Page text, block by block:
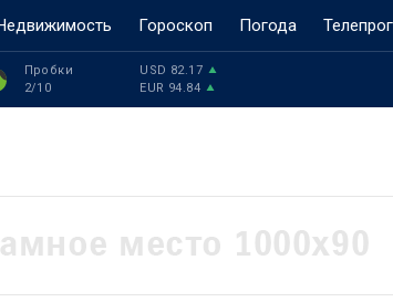
Гороскоп Погода
Пробки
2/10
USD 82.17
EUR 94.84